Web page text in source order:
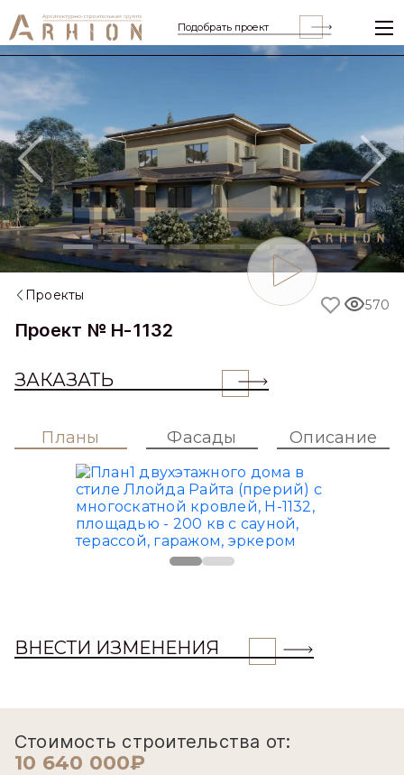
Подобрать проект
Previous
Проекты
Проект № H-1132
ЗАКАЗАТЬ
570
Планы Фасады Описание
ВНЕСТИ ИЗМЕНЕНИЯ
Стоимость строительства от:
10 640 000₽